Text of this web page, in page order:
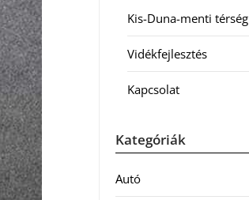
Kis-Duna-menti térség
Vidékfejlesztés
Kapcsolat
Kategóriák
Autó